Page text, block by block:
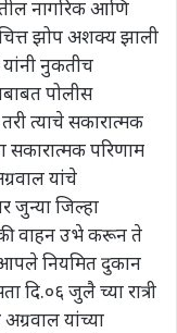
नागरिक आणि
झोप अशक्य झाली
नुकतीच
पोलीस
त्याचे सकारात्मक
सकारात्मक परिणाम
यांचे
जुन्या जिल्हा
वाहन उभे करून ते
नियमित दुकान
जुलै च्या रात्री
यांच्या